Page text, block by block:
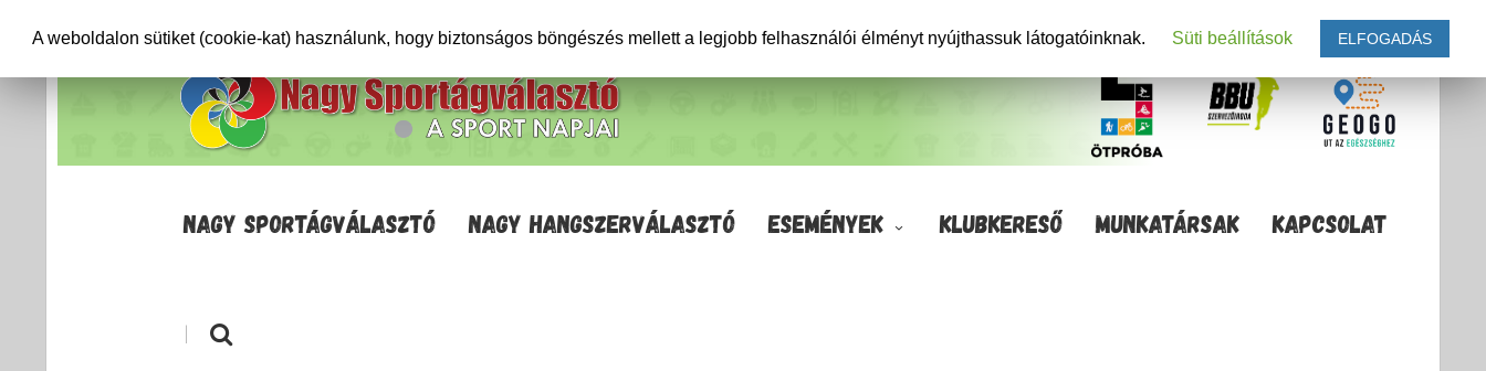
NAGY SPORTÁGVÁLASZTÓ NAGY HANGSZERVÁLASZTÓ ESEMÉNYEK KLUBKERESŐ MUNKATÁRSAK KAPCSOLAT
|
A weboldalon sütiket (cookie-kat) használunk, hogy biztonságos böngészés mellett a legjobb felhasználói élményt nyújthassuk látogatóinknak. Süti beállítások ELFOGADÁS